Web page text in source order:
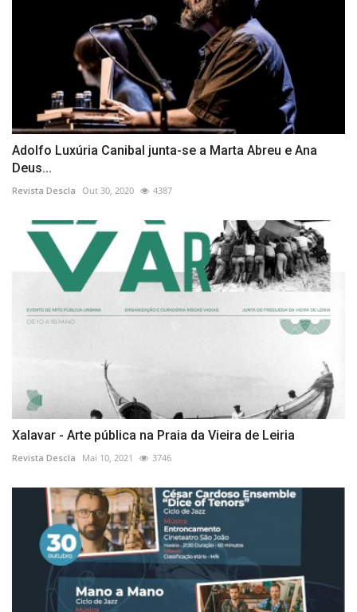
Adolfo Luxúria Canibal junta-se a Marta Abreu e Ana
Deus...
Revista Descla Out 30, 2020 4387
Xalavar - Arte pública na Praia da Vieira de Leiria
Revista Descla Mai 10, 2021 3746